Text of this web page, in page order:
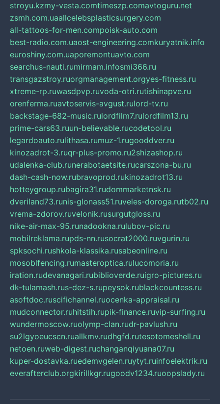
stroyu.kzmy-vesta.comtimeszp.comavtoguru.net
zsmh.com.uaallcelebsplasticsurgery.com
all-tattoos-for-men.compoisk-auto.com
best-radio.com.uaost-engineering.comkuryatnik.info
euroshiny.com.uaporemontuavto.com
searchus-nauti.rumirmam.infosmi366.ru
transgazstroy.ruorgmanagement.orgyes-fitness.ru
xtreme-rp.ruwasdpvp.ruvoda-otri.rutishinapve.ru
orenferma.ruavtoservis-avgust.rulord-tv.ru
backstage-682-music.rulordfilm7.rulordfilm13.ru
prime-cars63.ruun-believable.rucodetool.ru
legardoauto.rulithasa.rumuz-1.rugooddver.ru
kinozadrot-3.ruqr-plus-promo.ru2shizashop.ru
udalenka-club.runerabotaetsite.rucarszona-bu.ru
dash-cash-now.rubravoprod.rukinozadrot13.ru
hotteygroup.rubagira31.rudommarketnsk.ru
dveriland73.runis-glonass51.ruveles-doroga.rutb02.ru
vrema-zdorov.ruvelonik.rusurgutgloss.ru
nike-air-max-95.runadookna.rulubov-pic.ru
mobilreklama.rupds-nn.rusocrat2000.ruvgurin.ru
spksochi.rushkola-klassika.rusabeonline.ru
mosoblfencing.rumasteroptica.rulucomoria.ru
iration.rudevanagari.rubiblioverde.ruigro-pictures.ru
dk-tulamash.rus-dez-s.rupeysok.rublackcountess.ru
asoftdoc.ruscifichannel.ruocenka-appraisal.ru
mudconnector.ruhitstih.rupik-finance.ruvip-surfing.ru
wundermoscow.ruolymp-clan.rudr-pavlush.ru
su2lgyoeucscn.ruallkmv.rudhgfd.rutesotomeshell.ru
netoen.ruweb-digest.ruchanganqiyuana07.ru
kuper-dostavka.ruedemvgelen.ruytyt.ruinfoelektrik.ru
everafterclub.orgkirillkgr.rugoodv1234.ruoopslady.ru